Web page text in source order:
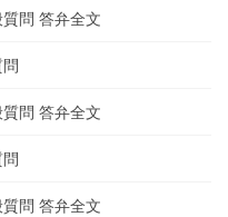
問 答弁全文
問 答弁全文
問 答弁全文